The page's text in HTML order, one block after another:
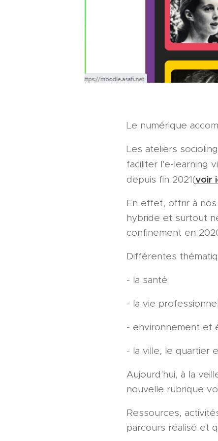
Le numérique
Les ateliers
faciliter l'e-learning
depuis fin 2021(voir
En effet, offrir à
hybride et surtout
confinement en
Différentes
- la santé
- la vie
- environnement et
- la ville, le quartier
Aujourd'hui, à la
nouvelle rubrique
Ressources,
parcours réalisé et